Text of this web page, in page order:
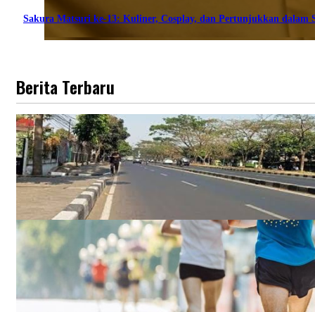
Sakura Matsuri ke-13: Kuliner, Cosplay, dan Pertunjukkan dalam
Berita Terbaru